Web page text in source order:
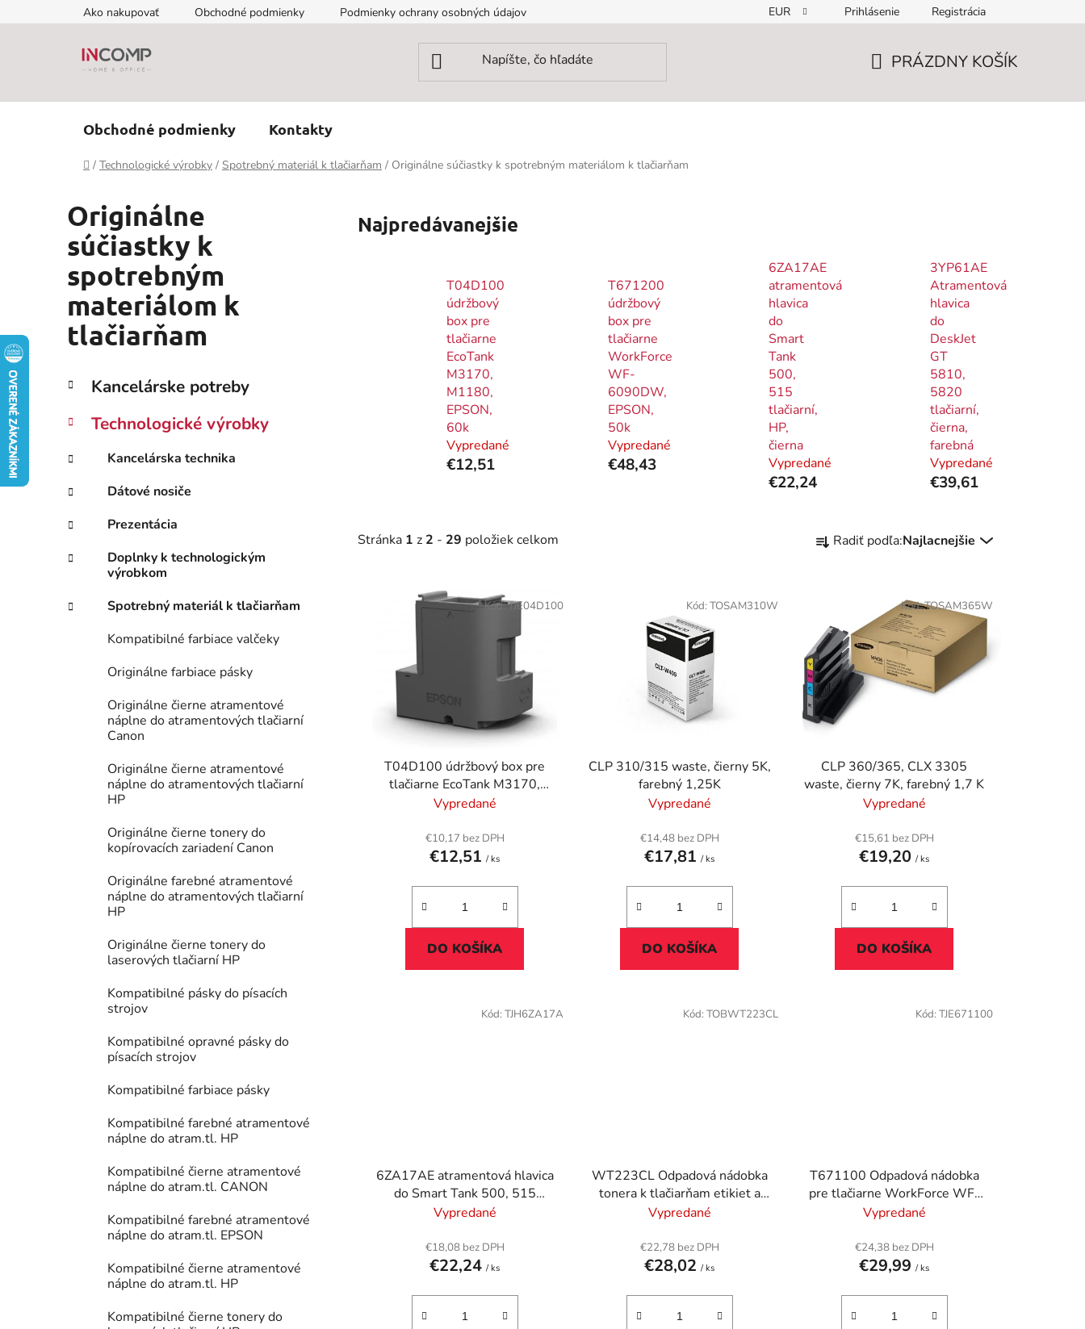
na
Ako nakupovať Obchodné podmienky Podmienky ochrany osobných údajov EUR Prihlásenie Registrácia
PRÁZDNY KOŠÍK
Obchodné podmienky Kontakty
Domov
/ Technologické výrobky / Spotrebný materiál k tlačiarňam / Originálne súčiastky k spotrebným materiálom k tlačiarňam
Originálne
súčiastky k
spotrebným
materiálom k
tlačiarňam
B
č
ý
p
a
n
l
Preskočiť
kategórie
K
a
e
ó
i
e
Kancelárske potreby
Technologické výrobky
Kancelárska technika
Dátové nosiče
Prezentácia
Doplnky k technologickým
výrobkom
Spotrebný materiál k tlačiarňam
Kompatibilné farbiace valčeky
Originálne farbiace pásky
Originálne čierne atramentové
náplne do atramentových tlačiarní
Canon
Originálne čierne atramentové
náplne do atramentových tlačiarní
HP
Originálne čierne tonery do
kopírovacích zariadení Canon
Originálne farebné atramentové
náplne do atramentových tlačiarní
HP
Originálne čierne tonery do
laserových tlačiarní HP
Kompatibilné pásky do písacích
strojov
Kompatibilné opravné pásky do
písacích strojov
Kompatibilné farbiace pásky
Kompatibilné farebné atramentové
náplne do atram.tl. HP
Kompatibilné čierne atramentové
náplne do atram.tl. CANON
Kompatibilné farebné atramentové
náplne do atram.tl. EPSON
Kompatibilné čierne atramentové
náplne do atram.tl. HP
Kompatibilné čierne tonery do
Najpredávanejšie
T04D100
údržbový
box pre
tlačiarne
EcoTank
M3170,
M1180,
EPSON,
60k
Vypredané
€12,51
T671200
údržbový
box pre
tlačiarne
WorkForce
WF-
6090DW,
EPSON,
50k
Vypredané
€48,43
6ZA17AE
atramentová
hlavica
do
Smart
Tank
500,
515
tlačiarní,
HP,
čierna
Vypredané
€22,24
3YP61AE
Atramentová
hlavica
do
DeskJet
GT
5810,
5820
tlačiarní,
čierna,
farebná
Vypredané
€39,61
Stránka 1 z 2 - 29 položiek celkom
a
i
e
p
r
o
u
k
Radiť podľa:Najlacnejšie
T04D100 údržbový box pre
tlačiarne EcoTank M3170,
M1180, EPSON, 60k
Vypredané
€10,17 bez DPH
€12,51/ ks
DO KOŠÍKA
Kód:TJE04D100
CLP 310/315 waste, čierny 5K,
farebný 1,25K
Vypredané
€14,48 bez DPH
€17,81/ ks
DO KOŠÍKA
Kód: TOSAM310W
CLP 360/365, CLX 3305
waste, čierny 7K, farebný 1,7 K
Vypredané
€15,61 bez DPH
€19,20/ ks
DO KOŠÍKA
Kód:TOSAM365W
6ZA17AE atramentová hlavica
do Smart Tank 500, 515
tlačiarní, HP, čierna
Vypredané
€18,08 bez DPH
€22,24/ ks
Kód: TJH6ZA17A
WT223CL Odpadová nádobka
tonera k tlačiarňam etikiet a
štítkov HL-L3210CW, HL-
BROTHER, 50k
Vypredané
€22,78 bez DPH
€28,02/ ks
Kód: TOBWT223CL
T671100 Odpadová nádobka
pre tlačiarne WorkForce WF-
7210, EPSON, 50k
Vypredané
€24,38 bez DPH
€29,99/ ks
Kód: TJE671100